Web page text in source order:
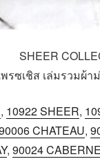
SHEER
รซเชิส เล่มรวมผ้า
, 10922 SHEER,
CHATEAU,
, 90024